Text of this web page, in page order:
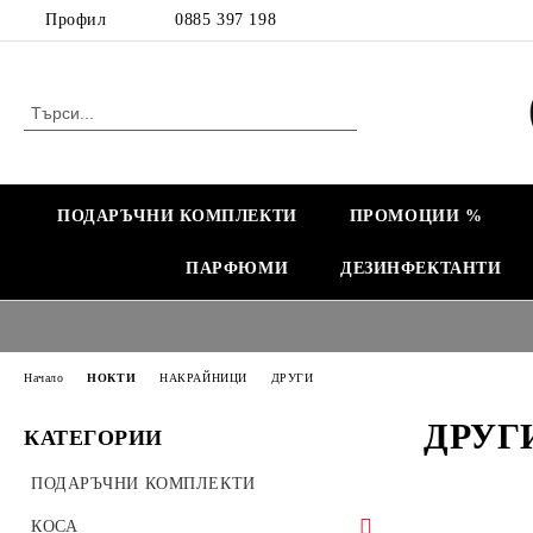
Профил 0885 397 198
ПОДАРЪЧНИ КОМПЛЕКТИ ПРОМОЦИИ %
ПАРФЮМИ ДЕЗИНФЕКТАНТИ
КАТЕГОРИИ
ПОДАРЪЧНИ КОМПЛЕКТИ
КОСА
Начало НОКТИ НАКРАЙНИЦИ ДРУГИ